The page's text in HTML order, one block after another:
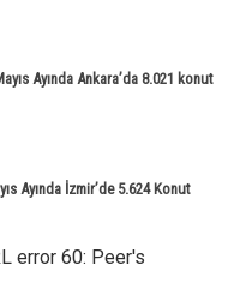
Ayında Ankara’da 8.021 konut
Ayında İzmir’de 5.624 Konut
error 60: Peer's